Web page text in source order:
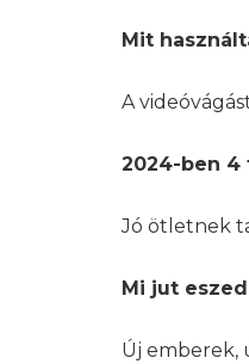
Mit
A
2024-ben 4
Jó ötletnek
Mi jut
Új emberek,